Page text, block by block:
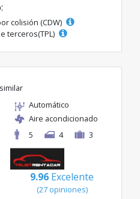
colisión (CDW)
terceros(TPL)
Automático
Aire acondicionado
5
4 3
9.96 Excelente
(27 opiniones)